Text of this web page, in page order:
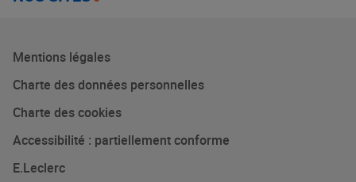
Mentions légales
Charte des données personnelles
Charte des cookies
Accessibilité : partiellement conforme
E.Leclerc